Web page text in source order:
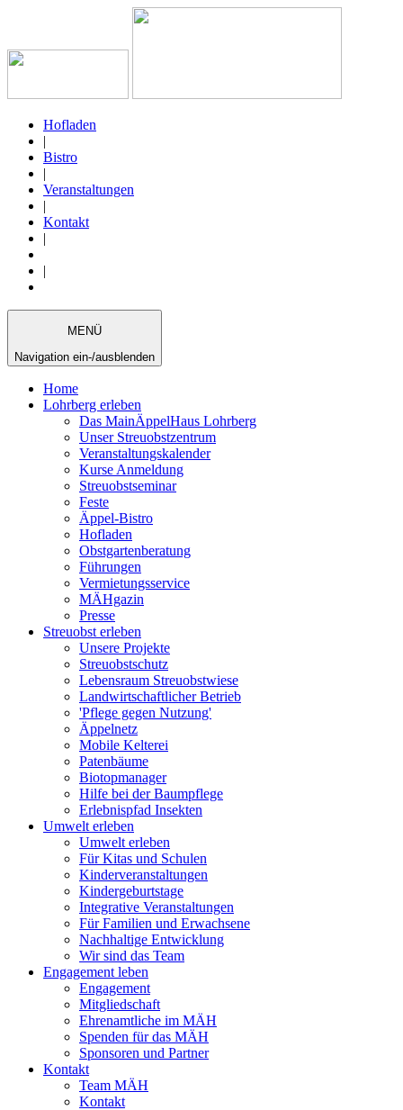
Hofladen
|
Bistro
|
Veranstaltungen
|
Kontakt
|
|
MENÜ
Navigation ein-/ausblenden
Home
Lohrberg erleben
Das MainÄppelHaus Lohrberg
Unser Streuobstzentrum
Veranstaltungskalender
Kurse Anmeldung
Streuobstseminar
Feste
Äppel-Bistro
Hofladen
Obstgartenberatung
Führungen
Vermietungsservice
MÄHgazin
Presse
Streuobst erleben
Unsere Projekte
Streuobstschutz
Lebensraum Streuobstwiese
Landwirtschaftlicher Betrieb
'Pflege gegen Nutzung'
Äppelnetz
Mobile Kelterei
Patenbäume
Biotopmanager
Hilfe bei der Baumpflege
Erlebnispfad Insekten
Umwelt erleben
Umwelt erleben
Für Kitas und Schulen
Kinderveranstaltungen
Kindergeburtstage
Integrative Veranstaltungen
Für Familien und Erwachsene
Nachhaltige Entwicklung
Wir sind das Team
Engagement leben
Engagement
Mitgliedschaft
Ehrenamtliche im MÄH
Spenden für das MÄH
Sponsoren und Partner
Kontakt
Team MÄH
Kontakt